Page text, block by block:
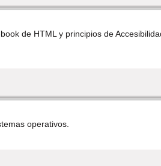
de HTML y principios de
operativos.